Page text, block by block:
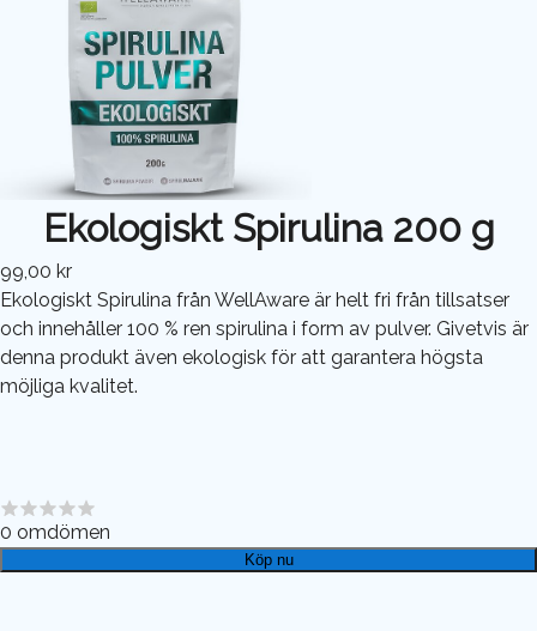
Ekologiskt Spirulina 200 g
99,00 kr
Ekologiskt Spirulina från WellAware är helt fri från tillsatser
och innehåller 100 % ren spirulina i form av pulver. Givetvis är
denna produkt även ekologisk för att garantera högsta
möjliga kvalitet.
0 omdömen
Köp nu